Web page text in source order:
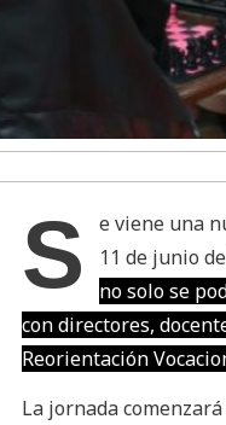
S
e viene una
11 de junio
no solo se
con directores,
Reorientación
La jornada